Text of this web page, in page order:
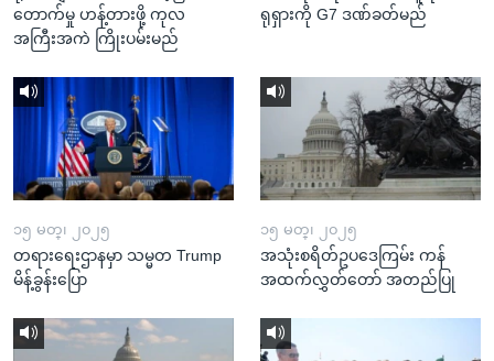
တောက်မှု ဟန့်တားဖို့ ကုလ
အကြီးအကဲ ကြိုးပမ်းမည်
ရုရှားကို G7 ဒဏ်ခတ်မည်
၁၅ မတ္၊ ၂၀၂၅
တရားရေးဌာနမှာ သမ္မတ Trump
မိန့်ခွန်းပြော
၁၅ မတ္၊ ၂၀၂၅
အသုံးစရိတ်ဥပဒေကြမ်း ကန်
အထက်လွှတ်တော် အတည်ပြု